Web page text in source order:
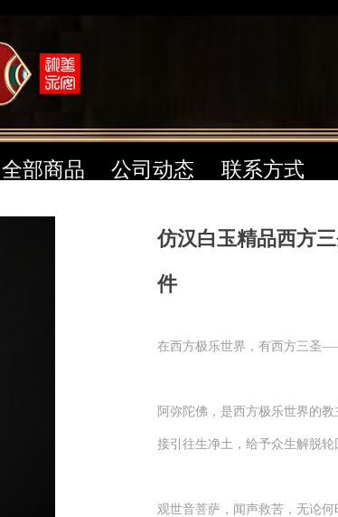
全部商品 公司动态 联系方式
仿汉白玉精品西方
件
在西方极乐世界，有西方三圣
阿弥陀佛，是西方极乐世界的
接引往生净土，给予众生解脱轮
观世音菩萨，闻声救苦，无论